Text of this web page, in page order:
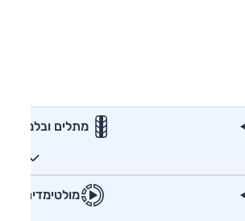
מתלים ובלמים
מולטימדיה